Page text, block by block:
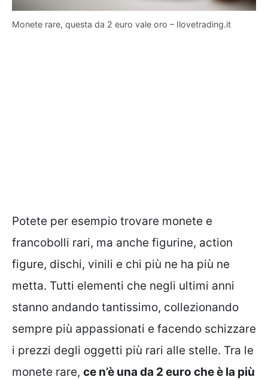
Monete rare, questa da 2 euro vale oro – Ilovetrading.it
Potete per esempio trovare monete e
francobolli rari, ma anche figurine, action
figure, dischi, vinili e chi più ne ha più ne
metta. Tutti elementi che negli ultimi anni
stanno andando tantissimo, collezionando
sempre più appassionati e facendo schizzare
i prezzi degli oggetti più rari alle stelle. Tra le
monete rare, ce n’è una da 2 euro che è la più